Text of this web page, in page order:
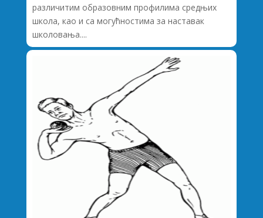
различитим образовним профилима средњих
школа, као и са могућностима за наставак
школовања....